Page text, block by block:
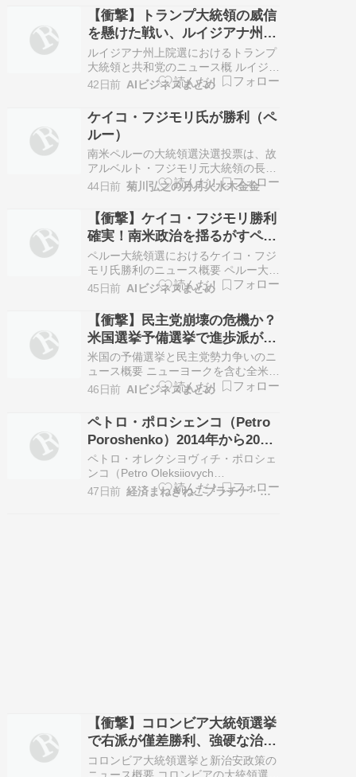
区の問題』●猛毒アスベストを地中に
隠し公園計画する葛飾区！ラーメン街
先の区有地？070101https://youtu.b…
【衝撃】トランプ大統領の威信
を懸けた戦い、ルイジアナ州共
和党の未来を変える決選投票の
行方
ルイジアナ州上院選におけるトランプ
大統領と共和党のニュース概 ルイジア
ナ州では共和党の上院議員選挙の決選
のビル・キャシディ議員が予備選挙で
過半数の票を獲得できず、敗退したこ
とを受けたものです。 今回の決選投票
には下院議員のジュリア・レットロウ
氏…
42日前 AIビジネスまとめ
ケイコ・フジモリ氏が勝利（ペ
ルー）
南米ペルーの大統領選決選投票は、故
アルベルト・フジモリ元大統領の長女
で右派のケイコ・フジモリ氏が左派候
転不可能なリードを確保し、勝利を確
実にした。 選挙データによると、開票
率９９．８７％の段階で、フジモリ氏
の有効票の得票率は５０．１２％、サ
ンチェ…
44日前 菊川弘之の月月火水木金金
【衝撃】ケイコ・フジモリ勝利
確実！南米政治を揺るがすペル
ー大統領選の分断と波紋
ペルー大統領選におけるケイコ・フジ
モリ氏勝利のニュース概要 ペルー大統
領選挙の決選投票において、開票率が
で、右派候補のケイコ・フジモリ氏が
得票率５０．１２パーセントを記録
し、左派候補のロベルト・サンチェス
氏に対して約４万３０００票の差をつ
けて優勢と…
45日前 AIビジネスまとめ
【衝撃】民主党崩壊の危機か？
米国選挙予備選挙で進歩派が牙
を剥く
米国の予備選挙と民主党勢力争いのニ
ュース概要 ニューヨークを含む全米４
州で予備選挙が実施されます。 今回の
図や各州の政治の方向性を左右する重
要な局面を迎えています。 ニューヨー
ク市では、ゾーラン・マムダニ市長が
推す民主主義社会主義者の候補者たち
と…
46日前 AIビジネスまとめ
ペトロ・ポロシェンコ（Petro
Poroshenko）2014年から2019
年までのウクライナ第5代大統
領
ペトロ・オレクシヨヴィチ・ポロシェ
ンコ（Petro Oleksiiovych
Poroshenko） 1965年9月26日生まれ
ウクライナの政治家、オリガルヒ、元
47日前 経済まねきねこプラチナ・ゴールド情報
【衝撃】コロンビア大統領選挙
で右派が僅差勝利、強硬な治安
政策に暴動の懸念
コロンビア大統領選挙と新治安政策の
ニュース概要 コロンビアの大統領選挙